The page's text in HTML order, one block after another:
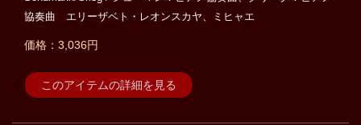
協奏曲 エリーザベト・レオンスカヤ、ミヒャエ
価格：3,036円
このアイテムの詳細を見る